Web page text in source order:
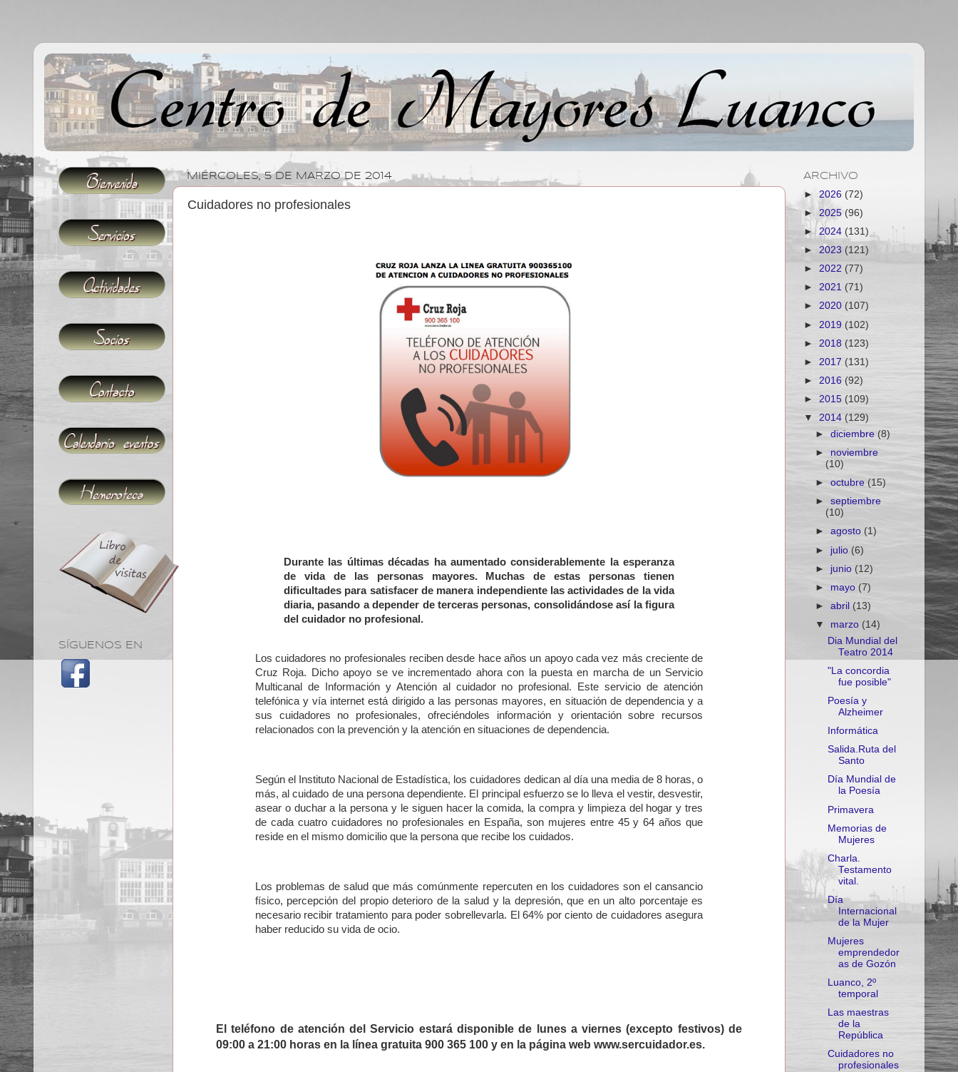
MIÉRCOLES, 5 DE MARZO DE 2014
Cuidadores no profesionales
Durante las últimas décadas ha aumentado considerablemente la esperanza
de vida de las personas mayores. Muchas de estas personas tienen
dificultades para satisfacer de manera independiente las actividades de la vida
diaria, pasando a depender de terceras personas, consolidándose así la figura
del cuidador no profesional.
Los cuidadores no profesionales reciben desde hace años un apoyo cada vez más creciente de
Cruz Roja. Dicho apoyo se ve incrementado ahora con la puesta en marcha de un Servicio
Multicanal de Información y Atención al cuidador no profesional. Este servicio de atención
telefónica y vía internet está dirigido a las personas mayores, en situación de dependencia y a
sus cuidadores no profesionales, ofreciéndoles información y orientación sobre recursos
relacionados con la prevención y la atención en situaciones de dependencia.
Según el Instituto Nacional de Estadística, los cuidadores dedican al día una media de 8 horas, o
más, al cuidado de una persona dependiente. El principal esfuerzo se lo lleva el vestir, desvestir,
asear o duchar a la persona y le siguen hacer la comida, la compra y limpieza del hogar y tres
de cada cuatro cuidadores no profesionales en España, son mujeres entre 45 y 64 años que
reside en el mismo domicilio que la persona que recibe los cuidados.
Los problemas de salud que más comúnmente repercuten en los cuidadores son el cansancio
físico, percepción del propio deterioro de la salud y la depresión, que en un alto porcentaje es
necesario recibir tratamiento para poder sobrellevarla. El 64% por ciento de cuidadores asegura
haber reducido su vida de ocio.
El teléfono de atención del Servicio estará disponible de lunes a viernes (excepto festivos) de
09:00 a 21:00 horas en la línea gratuita 900 365 100 y en la página web www.sercuidador.es.
SÍGUENOS EN
ARCHIVO
► 2026 (72)
► 2025 (96)
► 2024 (131)
► 2023 (121)
► 2022 (77)
► 2021 (71)
► 2020 (107)
► 2019 (102)
► 2018 (123)
► 2017 (131)
► 2016 (92)
► 2015 (109)
▼ 2014 (129)
►diciembre(8)
► noviembre
(10)
►octubre(15)
►septiembre
(10)
►agosto (1)
► julio (6)
► junio (12)
► mayo (7)
►abril(13)
▼ marzo (14)
Dia Mundial del
Teatro 2014
"La concordia
fue posible"
Poesía y
Alzheimer
Informática
Salida.Ruta del
Santo
Día Mundial de
la Poesía
Primavera
Memorias de
Mujeres
Charla.
Testamento
vital.
Día
Internacional
de la Mujer
Mujeres
emprendedor
as de Gozón
Luanco, 2º
temporal
Las maestras
de la
República
Cuidadores no
profesionales